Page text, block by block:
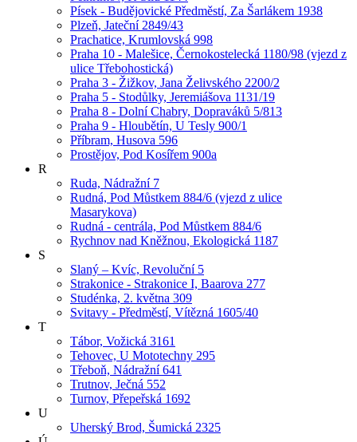
Písek - Budějovické Předměstí, Za Šarlákem 1938
Plzeň, Jateční 2849/43
Prachatice, Krumlovská 998
Praha 10 - Malešice, Černokostelecká 1180/98 (vjezd z
ulice Třebohostická)
Praha 3 - Žižkov, Jana Želivského 2200/2
Praha 5 - Stodůlky, Jeremiášova 1131/19
Praha 8 - Dolní Chabry, Dopraváků 5/813
Praha 9 - Hloubětín, U Tesly 900/1
Příbram, Husova 596
Prostějov, Pod Kosířem 900a
R
Ruda, Nádražní 7
Rudná, Pod Můstkem 884/6 (vjezd z ulice
Masarykova)
Rudná - centrála, Pod Můstkem 884/6
Rychnov nad Kněžnou, Ekologická 1187
S
Slaný – Kvíc, Revoluční 5
Strakonice - Strakonice I, Baarova 277
Studénka, 2. května 309
Svitavy - Předměstí, Vítězná 1605/40
T
Tábor, Vožická 3161
Tehovec, U Mototechny 295
Třeboň, Nádražní 641
Trutnov, Ječná 552
Turnov, Přepeřská 1692
U
Uherský Brod, Šumická 2325